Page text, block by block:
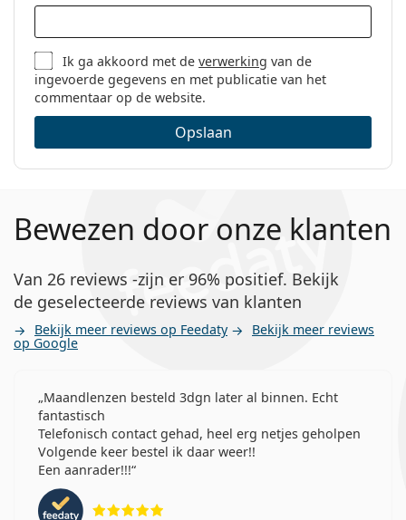
Ik ga akkoord met deverwerking van de
ingevoerde gegevens en met publicatie van het
commentaar op de website.
Opslaan
Bewezen door onze klanten
Van 26 reviews -zijn er 96% positief. Bekijk
de geselecteerde reviews van klanten
Bekijk meer reviews op Feedaty Bekijk meer reviews
op Google
Maandlenzen besteld 3dgn later al binnen. Echt
fantastisch
Telefonisch contact gehad, heel erg netjes geholpen
Volgende keer bestel ik daar weer!!
Een aanrader!!!